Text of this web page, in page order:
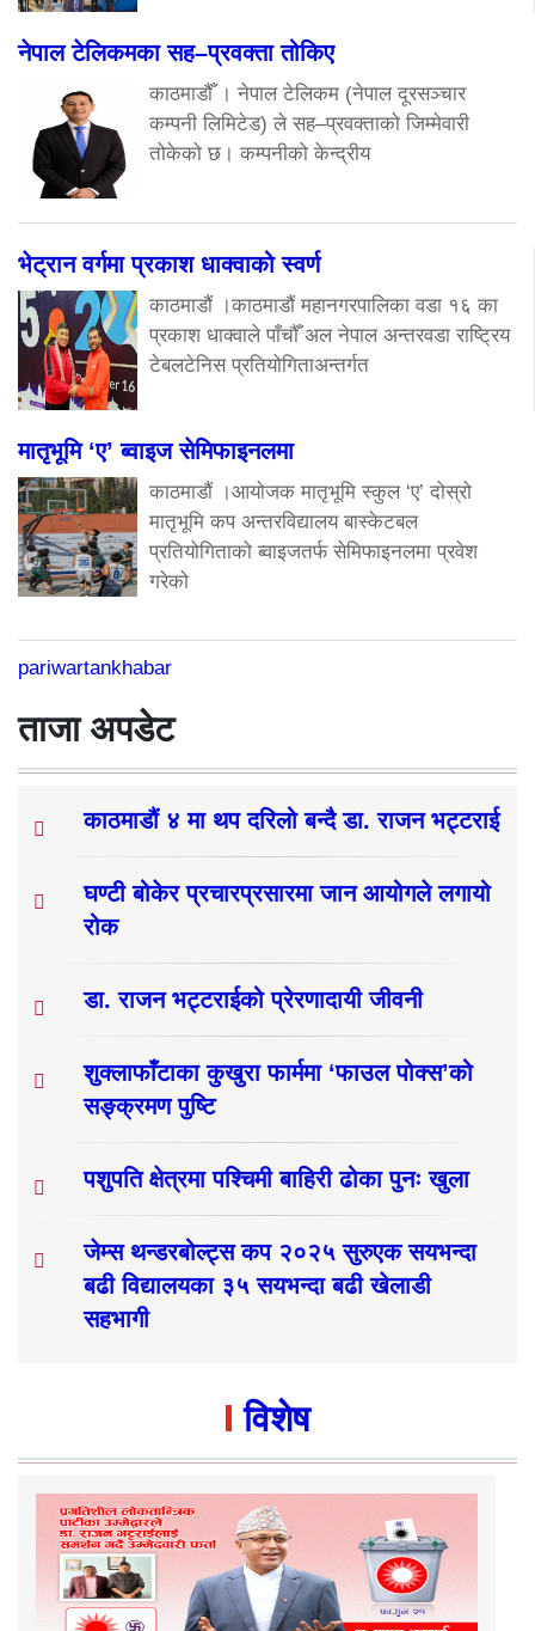
नेपाल टेलिकमका सह–प्रवक्ता तोकिए
काठमाडौँ । नेपाल टेलिकम (नेपाल दूरसञ्चार
कम्पनी लिमिटेड) ले सह–प्रवक्ताको जिम्मेवारी
तोकेको छ। कम्पनीको केन्द्रीय
भेट्रान वर्गमा प्रकाश धाक्वाको स्वर्ण
काठमाडौं ।काठमाडौं महानगरपालिका वडा १६ का
प्रकाश धाक्वाले पाँचौँ अल नेपाल अन्तरवडा राष्ट्रिय
टेबलटेनिस प्रतियोगिताअन्तर्गत
मातृभूमि ‘ए’ ब्वाइज सेमिफाइनलमा
काठमाडौं ।आयोजक मातृभूमि स्कुल ‘ए’ दोस्रो
मातृभूमि कप अन्तरविद्यालय बास्केटबल
प्रतियोगिताको ब्वाइजतर्फ सेमिफाइनलमा प्रवेश
गरेको
pariwartankhabar
ताजा अपडेट
काठमाडौं ४ मा थप दरिलो बन्दै डा. राजन भट्टराई
घण्टी बोकेर प्रचारप्रसारमा जान आयोगले लगायो
रोक
डा. राजन भट्टराईको प्रेरणादायी जीवनी
शुक्लाफाँटाका कुखुरा फार्ममा ‘फाउल पोक्स’को
सङ्क्रमण पुष्टि
पशुपति क्षेत्रमा पश्चिमी बाहिरी ढोका पुनः खुला
जेम्स थन्डरबोल्ट्स कप २०२५ सुरुएक सयभन्दा
बढी विद्यालयका ३५ सयभन्दा बढी खेलाडी
सहभागी
विशेष